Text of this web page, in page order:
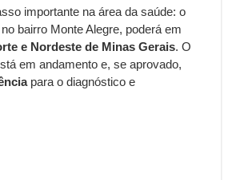
para escolher o portão ideal para seu imóvel
como marcas evitam ruídos no mercado
Independentes
importante na área da saúde: o
bairro Monte Alegre, poderá em
e Nordeste de Minas Gerais. O
em andamento e, se aprovado,
para o diagnóstico e